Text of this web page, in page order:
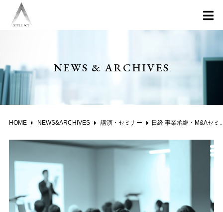
NEWS & ARCHIVES
HOME NEWS&ARCHIVES 講演・セミナー 日経 事業承継・M&Aセミナー「オーナー経営者のための自社株対策とM&A戦略」